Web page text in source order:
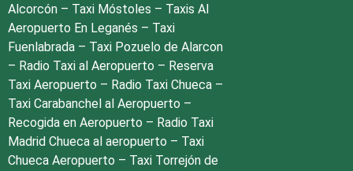
Alcorcón – Taxi Móstoles – Taxis Al
Aeropuerto En Leganés – Taxi
Fuenlabrada – Taxi Pozuelo de Alarcon
– Radio Taxi al Aeropuerto – Reserva
Taxi Aeropuerto – Radio Taxi Chueca –
Taxi Carabanchel al Aeropuerto –
Recogida en Aeropuerto – Radio Taxi
Madrid Chueca al aeropuerto – Taxi
Chueca Aeropuerto – Taxi Torrejón de